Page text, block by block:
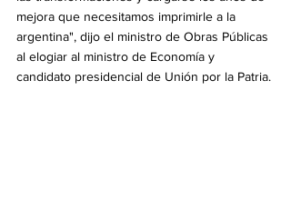
mejora que necesitamos imprimirle a la
argentina", dijo el ministro de Obras Públicas
al elogiar al ministro de Economía y
candidato presidencial de Unión por la Patria.